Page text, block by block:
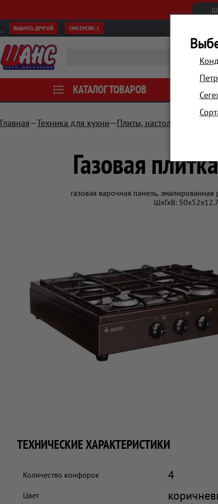
ВЫБРАТЬ ДРУГОЙ СМОТРЕЛИ: 1
КАТАЛОГ ТОВАРОВ АКЦИИ
Главная Техника для кухни Плиты, настольные
Газовая
газовая варочная панель, эмалированная
ШхГхВ:
ТЕХНИЧЕСКИЕ ХАРАКТЕРИСТИКИ
Количество конфорок 4
Цвет